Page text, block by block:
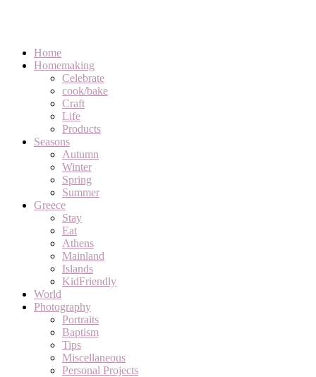
Home
Homemaking
Celebrate
cook/bake
Craft
Life
Products
Seasons
Autumn
Winter
Spring
Summer
Greece
Stay
Eat
Athens
Mainland
Islands
KidFriendly
World
Photography
Portraits
Baptism
Tips
Miscellaneous
Personal Projects